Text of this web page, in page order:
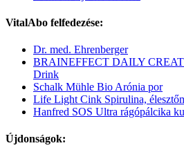
VitalAbo felfedezése:
Dr. med. Ehrenberger
BRAINEFFECT DAILY
Drink
Schalk Mühle Bio Arónia por
Life Light Cink Spirulina,
Hanfred SOS Ultra rágópálcika
Újdonságok: